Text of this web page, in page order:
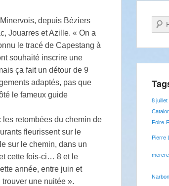
depuis Béziers
Jouarres et Azille. « On a
le tracé de Capestang à
souhaité inscrire une
ça fait un détour de 9
adaptés, pas que
le fameux guide
retombées du chemin de
fleurissent sur le
sur le chemin, dans un
cette fois-ci… 8 et le
année, entre juin et
une nuitée ».
8 juillet
Foire
Pierre